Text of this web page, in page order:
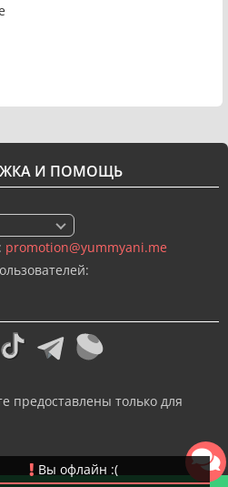
предоставлены только для
И ПОМОЩЬ
promotion@yummyani.me
Вы офлайн :(